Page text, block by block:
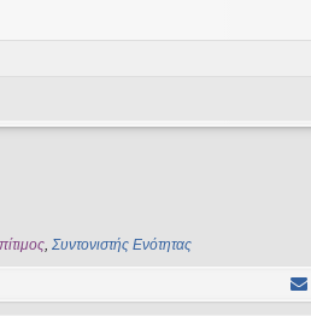
, Συντονιστής Ενότητας